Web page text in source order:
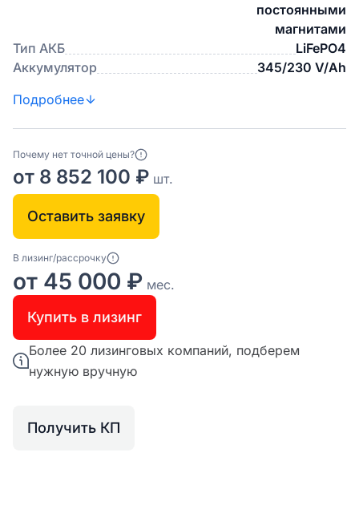
постоянными
магнитами
Тип АКБ
LiFePO4
Аккумулятор
345/230 V/Ah
Подробнее
Почему нет точной цены?
от 8 852 100 ₽ шт.
Оставить заявку
В лизинг/рассрочку
от 45 000 ₽ мес.
Купить в лизинг
Более 20 лизинговых компаний, подберем
нужную вручную
Получить КП